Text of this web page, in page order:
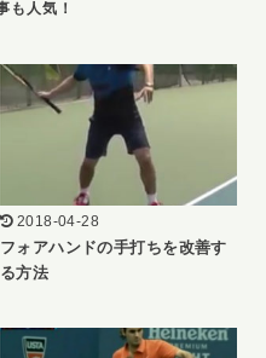
2018-04-28
フォアハンドの手打ちを改善す
る方法